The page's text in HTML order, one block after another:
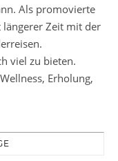
Als promovierte
Zeit mit der
viel zu bieten.
Erholung,